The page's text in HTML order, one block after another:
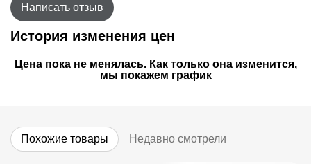
Написать отзыв
История изменения цен
Цена пока не менялась. Как только она изменится,
мы покажем график
Похожие товары Недавно смотрели